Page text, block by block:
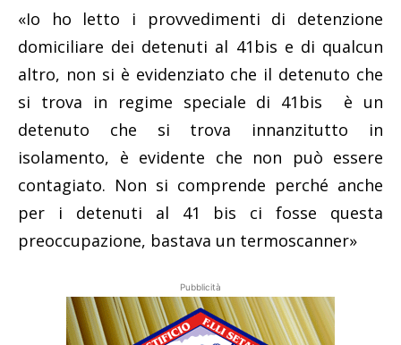
«Io ho letto i provvedimenti di detenzione
domiciliare dei detenuti al 41bis e di qualcun
altro, non si è evidenziato che il detenuto che
si trova in regime speciale di 41bis è un
detenuto che si trova innanzitutto in
isolamento, è evidente che non può essere
contagiato. Non si comprende perché anche
per i detenuti al 41 bis ci fosse questa
preoccupazione, bastava un termoscanner»
Pubblicità